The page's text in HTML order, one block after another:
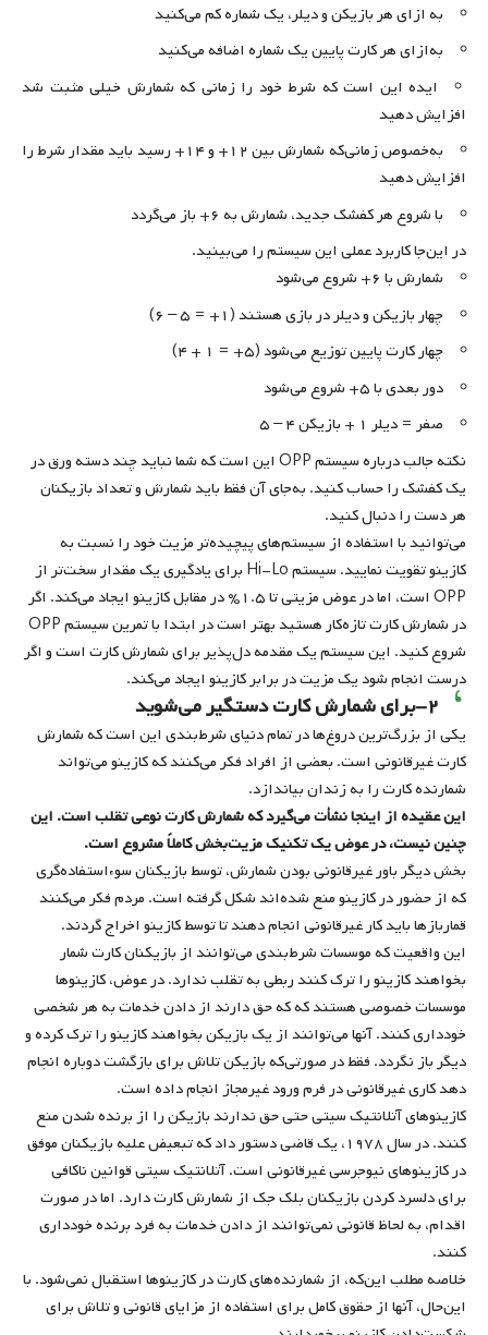
به ازای هر بازیکن و دیلر، یک شماره کم می‌کنید
به‌ازای هر کارت پایین یک شماره اضافه می‌کنید
ایده این است که شرط خود را زمانی که شمارش خیلی مثبت شد
افزایش دهید
به‌خصوص زمانی‌که شمارش بین ۱۲+ و ۱۴+ رسید باید مقدار شرط را
افزایش دهید
با شروع هر کفشک جدید، شمارش به ۶+ باز می‌گردد
در این‌جا کاربرد عملی این سیستم را می‌بینید.
شمارش با ۶+ شروع می‌شود
چهار بازیکن و دیلر در بازی هستند (۱+ = ۵ – ۶)
چهار کارت پایین توزیع می‌شود (۵+ = ۱ + ۴)
دور بعدی با ۵+ شروع می‌شود
صفر = دیلر ۱ + بازیکن ۴ – ۵
نکته جالب درباره سیستم OPP این است که شما نباید چند دسته ورق در
یک کفشک را حساب کنید. به‌جای آن فقط باید شمارش و تعداد بازیکنان
هر دست را دنبال کنید.
می‌توانید با استفاده از سیستم‌های پیچیده‌تر مزیت خود را نسبت به
کازینو تقویت نمایید. سیستم Hi-Lo برای یادگیری یک مقدار سخت‌تر از
OPP است، اما در عوض مزیتی تا ۱.۵% در مقابل کازینو ایجاد می‌کند. اگر
در شمارش کارت تازه‌کار هستید بهتر است در ابتدا با تمرین سیستم OPP
شروع کنید. این سیستم یک مقدمه دل‌پذیر برای شمارش کارت است و اگر
درست انجام شود یک مزیت در برابر کازینو ایجاد می‌کند.
۲-برای شمارش کارت دستگیر می‌شوید
یکی از بزرگ‌ترین دروغ‌ها در تمام دنیای شرط‌بندی این است که شمارش
کارت غیرقانونی است. بعضی از افراد فکر می‌کنند که کازینو می‌تواند
شمارنده کارت را به زندان بیاندازد.
این عقیده از اینجا نشأت می‌گیرد که شمارش کارت نوعی تقلب است. این
چنین نیست، در عوض یک تکنیک مزیت‌بخش کاملاً مشروع است.
بخش دیگر باور غیرقانونی بودن شمارش، توسط بازیکنان سوءاستفاده‌گری
که از حضور در کازینو منع شده‌اند شکل گرفته است. مردم فکر می‌کنند
قماربازها باید کار غیرقانونی انجام دهند تا توسط کازینو اخراج گردند.
این واقعیت که موسسات شرط‌بندی می‌توانند از بازیکنان کارت شمار
بخواهند کازینو را ترک کنند ربطی به تقلب ندارد. در عوض، کازینوها
موسسات خصوصی هستند که که حق دارند از دادن خدمات به هر شخصی
خودداری کنند. آنها می‌توانند از یک بازیکن بخواهند کازینو را ترک کرده و
دیگر باز نگردد. فقط در صورتی‌که بازیکن تلاش برای بازگشت دوباره انجام
دهد کاری غیرقانونی در فرم ورود غیرمجاز انجام داده است.
کازینوهای آتلانتیک سیتی حتی حق ندارند بازیکن را از برنده شدن منع
کنند. در سال ۱۹۷۸، یک قاضی دستور داد که تبعیض علیه بازیکنان موفق
در کازینوهای نیوجرسی غیرقانونی است. آتلانتیک سیتی قوانین ناکافی
برای دلسرد کردن بازیکنان بلک‌ جک از شمارش کارت دارد. اما در صورت
اقدام، به لحاظ قانونی نمی‌توانند از دادن خدمات به فرد برنده خودداری
کنند.
خلاصه مطلب این‌که، از شمارنده‌های کارت در کازینوها استقبال نمی‌شود. با
این‌حال، آنها از حقوق کامل برای استفاده از مزایای قانونی و تلاش برای